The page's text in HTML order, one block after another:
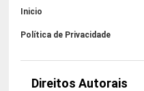
Inicio
Política de Privacidade
Direitos Autorais